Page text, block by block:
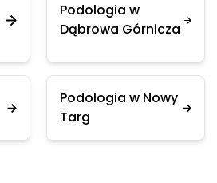
Podologia w
Dąbrowa Górnicza
Podologia w Nowy
Targ